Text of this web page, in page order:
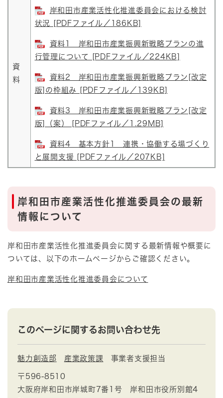
資
料
岸和田市産業活性化推進委員会における検討
状況 [PDFファイル／186KB]
資料1 岸和田市産業振興新戦略プランの進
行管理について [PDFファイル／224KB]
資料2 岸和田市産業振興新戦略プラン[改定
版]の枠組み [PDFファイル／139KB]
資料3 岸和田市産業振興新戦略プラン[改定
版]（案） [PDFファイル／1.29MB]
資料4 基本方針1 連携・協働する場づくり
と展開支援 [PDFファイル／207KB]
岸和田市産業活性化推進委員会の最新
情報について
岸和田市産業活性化推進委員会に関する最新情報や概要に
ついては、以下のホームページからご確認ください。
岸和田市産業活性化推進委員会について
このページに関するお問い合わせ先
魅力創造部 産業政策課 事業者支援担当
〒596-8510
大阪府岸和田市岸城町7番1号 岸和田市役所別館4